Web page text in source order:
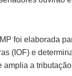
foi elaborada
(IOF) e
amplia a